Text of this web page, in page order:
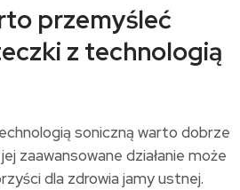
przemyśleć
z technologią
soniczną warto dobrze
zaawansowane działanie może
dla zdrowia jamy ustnej.